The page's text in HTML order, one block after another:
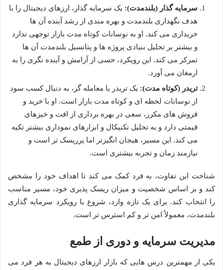
سرمایه گذار (بلندمدت): یک سرمایه گذار، ارزهای دیجیتال را با
هدف نگهداری بلندمدت و بهره مندی از رشد آینده آن ها
خریداری می کند. او به نوسانات کوتاه مدت بازار توجهی ندارد
و بیشتر بر تحلیل بنیادی پروژه ها و پتانسیل بلندمدت آن ها
تمرکز می کند. این رویکرد، حسی از آرامش و آینده نگری را به
ارمغان می آورد.
تریدر (کوتاه مدت): یک تریدر یا معامله گر، به دنبال کسب سود
از نوسانات لحظه ای و کوتاه مدت بازار است. او با خرید و
فروش های مکرر، سعی در بهره برداری از افت و خیزهای
قیمتی دارد و به تحلیل تکنیکال و ابزارهای نموداری بیشتر تکیه
می کند. این مسیر، هیجان انگیزتر اما پرریسک تر است و
نیازمند زمان و تجربه بیشتری است.
شناخت این تفاوت، به فرد کمک می کند تا اهداف خود را مشخص
کند و بر اساس شخصیت و میزان ریسک پذیری خود، مسیر مناسب
را انتخاب کند. برای یک تازه وارد، شروع با رویکرد سرمایه گذاری
بلندمدت، معمولاً امن تر و کم استرس تر است.
مدیریت سرمایه و دوری از طمع
یکی از مهمترین درس هایی که بازار ارزهای دیجیتال به هر فرد می